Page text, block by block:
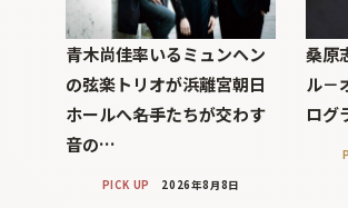
青木尚佳率いるミュンヘン
の弦楽トリオが浜離宮朝日
ホールへ――名手たちが交わす
音の…
PICK UP 2026年8月8日
桑原
ル－
ログ